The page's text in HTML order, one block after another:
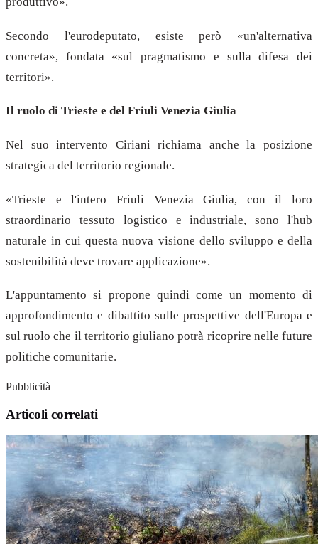
Secondo l'eurodeputato, esiste però «un'alternativa
concreta», fondata «sul pragmatismo e sulla difesa dei
territori».
Il ruolo di Trieste e del Friuli Venezia Giulia
Nel suo intervento Ciriani richiama anche la posizione
strategica del territorio regionale.
«Trieste e l'intero Friuli Venezia Giulia, con il loro
straordinario tessuto logistico e industriale, sono l'hub
naturale in cui questa nuova visione dello sviluppo e della
sostenibilità deve trovare applicazione».
L'appuntamento si propone quindi come un momento di
approfondimento e dibattito sulle prospettive dell'Europa e
sul ruolo che il territorio giuliano potrà ricoprire nelle future
politiche comunitarie.
Pubblicità
Articoli correlati